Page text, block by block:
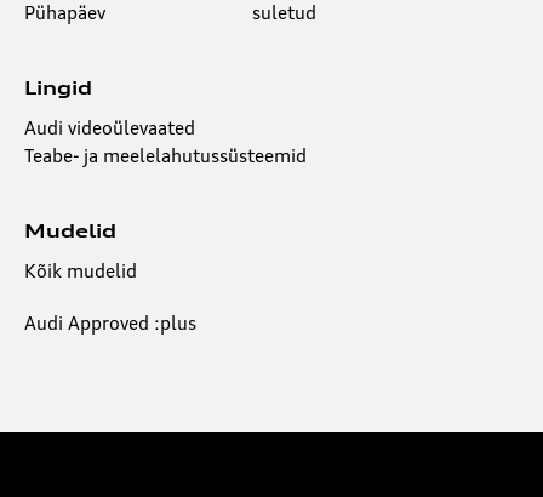
Pühapäev
suletud
Lingid
Audi videoülevaated
Teabe- ja meelelahutussüsteemid
Mudelid
Kõik mudelid
Audi Approved :plus